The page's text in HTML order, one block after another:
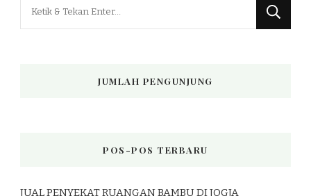
JUMLAH PENGUNJUNG
POS-POS TERBARU
JUAL PENYEKAT RUANGAN BAMBU DI JOGJA